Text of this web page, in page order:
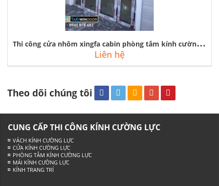
T
hi công cửa nhôm xingfa cabin phòng tắm kính cường lực tại hoài đức
Liên hệ
Theo dõi chúng tôi
CUNG CẤP THI CÔNG KÍNH CƯỜNG LỰC
VÁCH KÍNH CƯỜNG LỰC
CỬA KÍNH CƯỜNG LỰC
PHÒNG TẮM KÍNH CƯỜNG LỰC
MÁI KÍNH CƯỜNG LỰC
KÍNH TRANG TRÍ